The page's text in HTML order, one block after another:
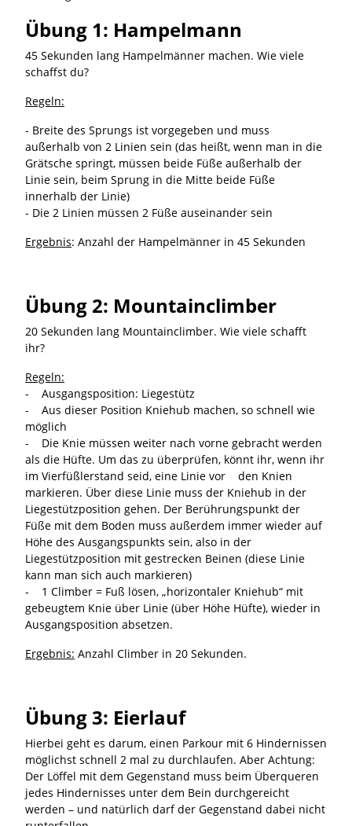
Übung 1: Hampelmann
45 Sekunden lang Hampelmänner machen. Wie viele
schaffst du?
Regeln:
- Breite des Sprungs ist vorgegeben und muss
außerhalb von 2 Linien sein (das heißt, wenn man in die
Grätsche springt, müssen beide Füße außerhalb der
Linie sein, beim Sprung in die Mitte beide Füße
innerhalb der Linie)
- Die 2 Linien müssen 2 Füße auseinander sein
Ergebnis: Anzahl der Hampelmänner in 45 Sekunden
Übung 2: Mountainclimber
20 Sekunden lang Mountainclimber. Wie viele schafft
ihr?
Regeln:
- Ausgangsposition: Liegestütz
- Aus dieser Position Kniehub machen, so schnell wie
möglich
- Die Knie müssen weiter nach vorne gebracht werden
als die Hüfte. Um das zu überprüfen, könnt ihr, wenn ihr
im Vierfüßlerstand seid, eine Linie vor den Knien
markieren. Über diese Linie muss der Kniehub in der
Liegestützposition gehen. Der Berührungspunkt der
Füße mit dem Boden muss außerdem immer wieder auf
Höhe des Ausgangspunkts sein, also in der
Liegestützposition mit gestrecken Beinen (diese Linie
kann man sich auch markieren)
- 1 Climber = Fuß lösen, „horizontaler Kniehub“ mit
gebeugtem Knie über Linie (über Höhe Hüfte), wieder in
Ausgangsposition absetzen.
Ergebnis: Anzahl Climber in 20 Sekunden.
Übung 3: Eierlauf
Hierbei geht es darum, einen Parkour mit 6 Hindernissen
möglichst schnell 2 mal zu durchlaufen. Aber Achtung:
Der Löffel mit dem Gegenstand muss beim Überqueren
jedes Hindernisses unter dem Bein durchgereicht
werden – und natürlich darf der Gegenstand dabei nicht